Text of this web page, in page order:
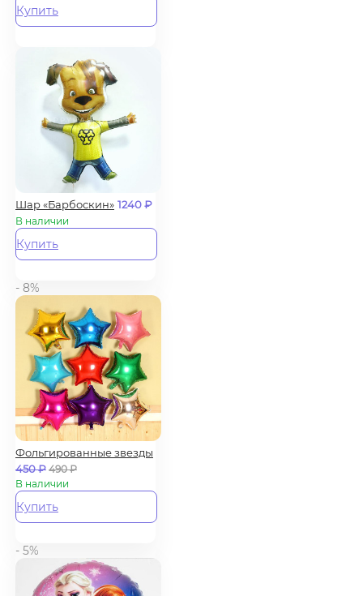
Купить
Шар «Барбоскин» 1240₽
В наличии
Купить
- 8%
Фольгированные звезды
450₽ 490₽
В наличии
Купить
- 5%